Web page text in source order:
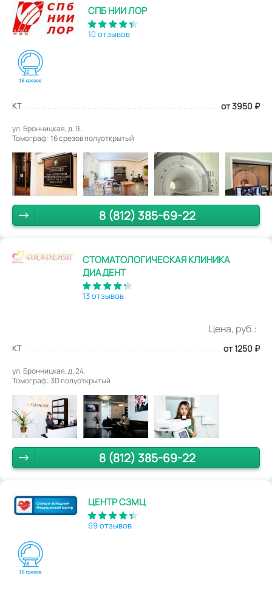
СПБ НИИ ЛОР
10 отзывов
КТ от 3950 ₽
ул. Бронницкая, д. 9 .
Томограф: 16 срезов полуоткрытый
8 (812) 385-69-22
СТОМАТОЛОГИЧЕСКАЯ КЛИНИКА
ДИАДЕНТ
13 отзывов
Цена, руб.:
КТ от 1250 ₽
ул. Бронницкая, д. 24.
Томограф: 3D полуоткрытый
8 (812) 385-69-22
ЦЕНТР СЗМЦ
69 отзывов